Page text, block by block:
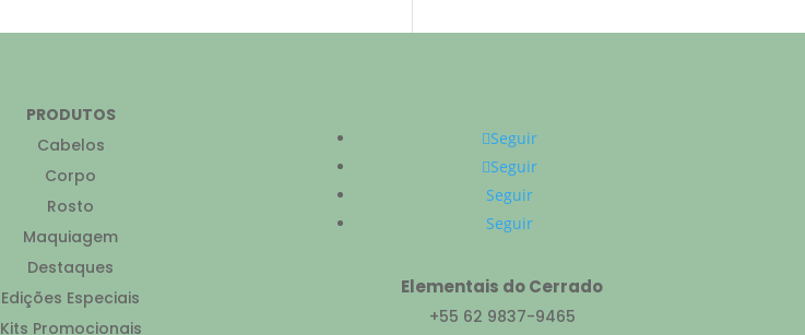
PRODUTOS
Cabelos
Corpo
Rosto
Maquiagem
Destaques
Edições Especiais
Kits Promocionais
Seguir
Seguir
Seguir
Seguir
Elementais do Cerrado
+55 62 9837-9465